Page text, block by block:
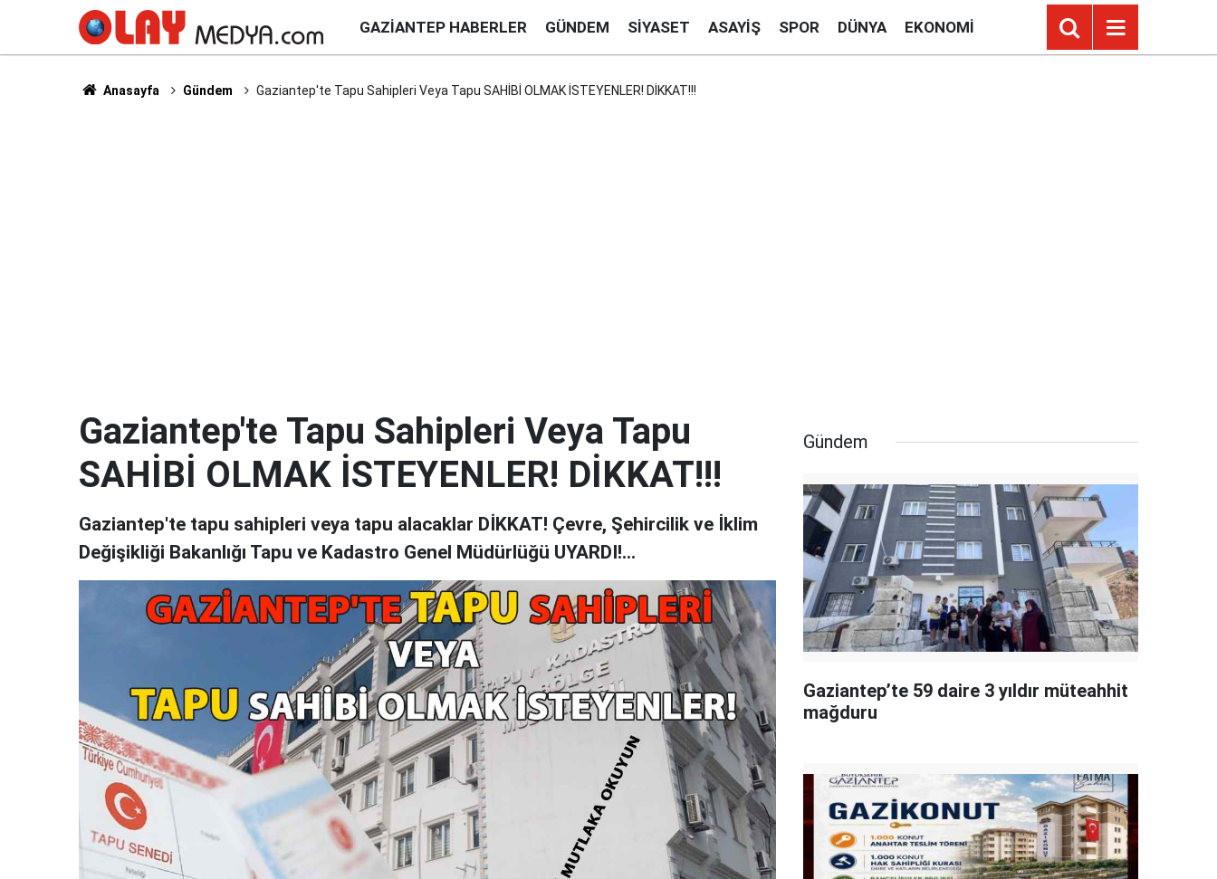
GAZIANTEP HABERLER GÜNDEM SIYASET ASAYIŞ SPOR DÜNYA EKONOMI
Anasayfa Gündem Gaziantep'te Tapu Sahipleri Veya Tapu SAHİBİ OLMAK İSTEYENLER! DİKKAT!!!
Gaziantep'te Tapu Sahipleri Veya Tapu
SAHİBİ OLMAK İSTEYENLER! DİKKAT!!!
Gaziantep'te tapu sahipleri veya tapu alacaklar DİKKAT! Çevre, Şehircilik ve İklim
Değişikliği Bakanlığı Tapu ve Kadastro Genel Müdürlüğü UYARDI!...
Gündem
Gaziantep’te 59 daire 3 yıldır müteahhit
mağduru